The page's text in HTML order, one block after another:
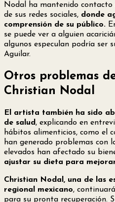
Nodal ha mantenido contacto
de sus redes sociales, donde
comprensión de su público.
se puede ver a alguien
algunos especulan podría ser
Aguilar.
Otros problemas
Christian Nodal
El artista también ha sido
de salud, explicando en
hábitos alimenticios, como el
han generado problemas con
elevados han afectado su
ajustar su dieta para
Christian Nodal, una de las
regional mexicano,
para su pronta recuperación.